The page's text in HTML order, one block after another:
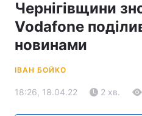
Чернігівщини
Vodafone
новинами
ІВАН БОЙКО
18:26, 18.04.22 2 хв.